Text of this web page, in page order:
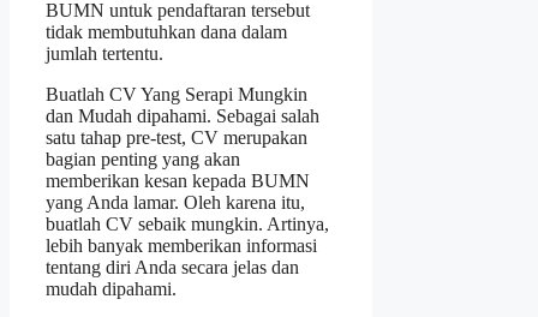
BUMN untuk pendaftaran tersebut
tidak membutuhkan dana dalam
jumlah tertentu.
Buatlah CV Yang Serapi Mungkin
dan Mudah dipahami. Sebagai salah
satu tahap pre-test, CV merupakan
bagian penting yang akan
memberikan kesan kepada BUMN
yang Anda lamar. Oleh karena itu,
buatlah CV sebaik mungkin. Artinya,
lebih banyak memberikan informasi
tentang diri Anda secara jelas dan
mudah dipahami.